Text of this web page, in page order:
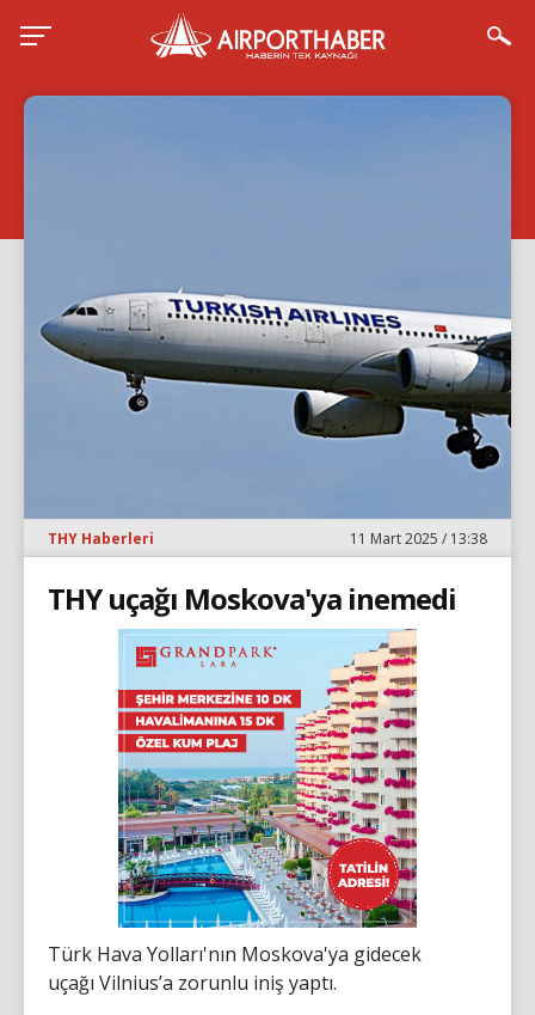
THY Haberleri 11 Mart 2025 / 13:38
THY uçağı Moskova'ya inemedi
Türk Hava Yolları'nın Moskova'ya gidecek
uçağı Vilnius’a zorunlu iniş yaptı.